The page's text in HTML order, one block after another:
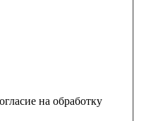
на обработку